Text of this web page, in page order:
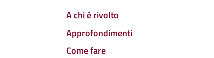
A chi è rivolto
Approfondimenti
Come fare